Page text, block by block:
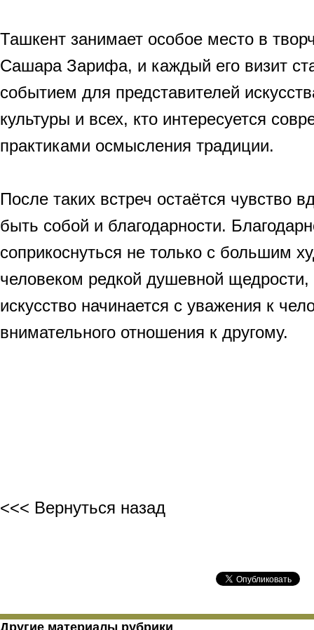
Ташкент занимает особое место в
Сашара Зарифа, и каждый его визит
событием для представителей
культуры и всех, кто интересуется
практиками осмысления традиции.
После таких встреч остаётся чувство
быть собой и благодарности.
соприкоснуться не только с большим
человеком редкой душевной щедрости,
искусство начинается с уважения к
внимательного отношения к другому.
<<< Вернуться назад
Другие материалы рубрики